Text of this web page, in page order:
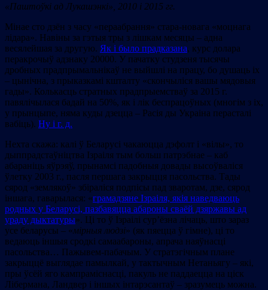
«Паштоўкі ад Лукашэнкі», 2010 і 2015 гг.
Мінае сто дзён з часу «пераабрання» стара-новага «моцнага
лідара». Навіны за гэтыя тры з лішкам месяцы – адна
весялейшая за другую. Як і было прадказана, курс долара
перакрочыў адзнаку 20000. У пачатку студзеня тысячы
дробных прадпрымальнікаў не выйшлі на працу, бо душаць іх
– цынічна, з прыказкамі кшталту «скончыліся вашы мядовыя
гады». Колькасць стратных прадпрыемстваў за 2015 г.
павялічылася бадай на 50%, як і лік беспрацоўных (многім з іх,
у прынцыпе, няма куды дзецца – Расія ды Украіна перасталі
вабіць). Ну і г. д.
Нехта скажа: калі ў Беларусі чакаюцца дэфолт і «вілы», то
дыппрадстаўніцтва Ізраіля тым больш патрэбнае – каб
абараніць яўрэяў, прынамсі падобныя довады высоўваліся
ўлетку 2003 г., пасля першага закрыцця пасольства. Тады
сярод «землякоў» збіраліся подпісы пад зваротам, дзе, сярод
іншага, гаварылася: «грамадзяне Ізраіля, якія наведваюць
родных у Беларусі, пазбавяцца абароны сваёй дзяржавы ад
ураду дыктатуры». Ці то ў Ізраілі cур’ёзна лічаць, што зараз
усе беларусы – «мірныя людзі» (як пяецца ў гімне), ці то
ведаюць іншыя сродкі самаабароны, апрача наяўнасці
пасольства… Пажывем-пабачым. У стратэгічным плане
закрыццё выглядае памылкай, у тактычным Нетаньягу – які,
пры ўсёй яго кампраміснасці, пакуль не паддаецца на ціск
Лібермана, Ландвер і іншых інтарэсантаў – зразумець можна.